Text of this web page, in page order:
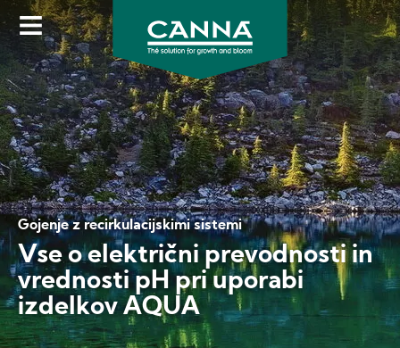
Skip
main
content
Gojenje z recirkulacijskimi sistemi
Vse o električni prevodnosti in
vrednosti pH pri uporabi
izdelkov AQUA